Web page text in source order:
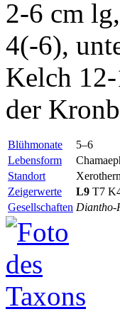
2-6 cm
4(-6),
Kelch
der
Blühmonate
5–6
Lebensform
Standort
Zeigerwerte
L9 T7
Gesellschaften Diantho-